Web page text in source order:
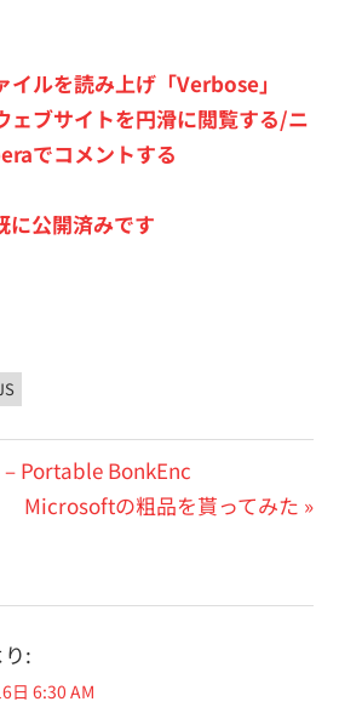
イルを読み上げ「Verbose」
ェブサイトを円滑に閲覧する/ニ
でコメントする
公開済みです
Portable BonkEnc
次
稿:
Microsoftの粗品を貰ってみた
り:
日 6:30 AM